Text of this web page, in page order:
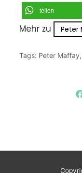
teilen
Mehr zu Peter
Tags: Peter Maffay,